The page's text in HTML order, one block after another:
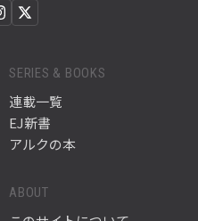
SERIES & BOOKS
連載一覧
EJ新書
アルクの本
ABOUT